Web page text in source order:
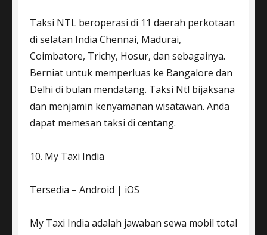
Taksi NTL beroperasi di 11 daerah perkotaan
di selatan India Chennai, Madurai,
Coimbatore, Trichy, Hosur, dan sebagainya.
Berniat untuk memperluas ke Bangalore dan
Delhi di bulan mendatang. Taksi Ntl bijaksana
dan menjamin kenyamanan wisatawan. Anda
dapat memesan taksi di centang.
10. My Taxi India
Tersedia – Android | iOS
My Taxi India adalah jawaban sewa mobil total